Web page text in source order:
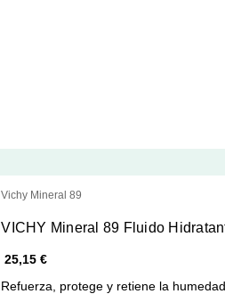
Vichy Mineral 89
VICHY Mineral 89 Fluido
25,15 €
Refuerza, protege y retiene la